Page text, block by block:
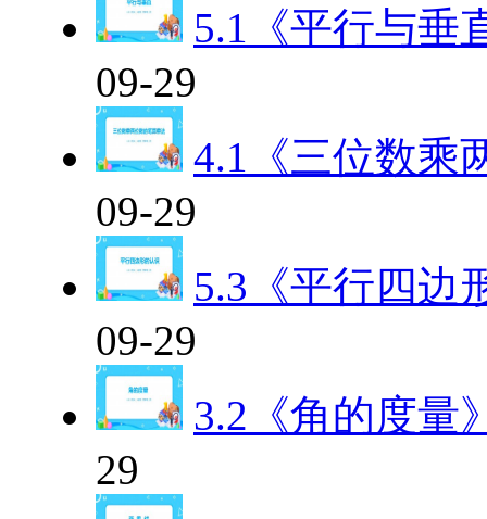
5.1《平行与垂
09-29
4.1《三位数乘
09-29
5.3《平行四边
09-29
3.2《角的度量
29